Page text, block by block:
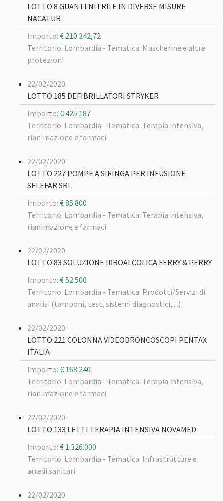
LOTTO 8 GUANTI NITRILE IN DIVERSE MISURE
NACATUR
Importo: € 210.342,72
Territorio: Lombardia - Tematica: Mascherine e altre
protezioni
22/02/2020
LOTTO 185 DEFIBRILLATORI STRYKER
Importo: € 425.187
Territorio: Lombardia - Tematica: Terapia intensiva,
rianimazione e farmaci
22/02/2020
LOTTO 227 POMPE A SIRINGA PER INFUSIONE
SELEFAR SRL
Importo: € 85.800
Territorio: Lombardia - Tematica: Terapia intensiva,
rianimazione e farmaci
22/02/2020
LOTTO 83 SOLUZIONE IDROALCOLICA FERRY & PERRY
Importo: € 52.500
Territorio: Lombardia - Tematica: Prodotti/Servizi di
analisi (tamponi, test, sistemi diagnostici, ...)
22/02/2020
LOTTO 221 COLONNA VIDEOBRONCOSCOPI PENTAX
ITALIA
Importo: € 168.240
Territorio: Lombardia - Tematica: Terapia intensiva,
rianimazione e farmaci
22/02/2020
LOTTO 133 LETTI TERAPIA INTENSIVA NOVAMED
Importo: € 1.326.000
Territorio: Lombardia - Tematica: Infrastrutture e
arredi sanitari
22/02/2020